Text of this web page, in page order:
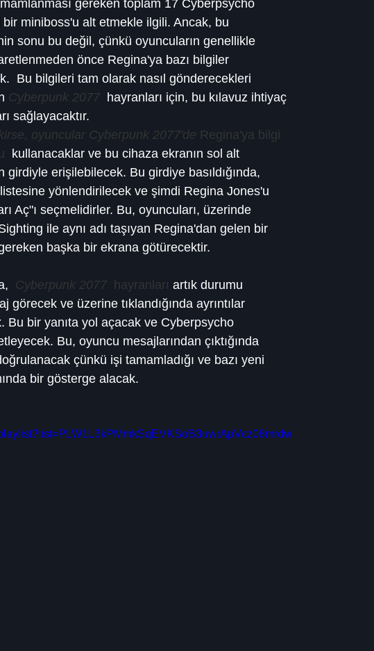
gereken toplam 17 Cyberpsycho
bir miniboss'u alt etmekle ilgili. Ancak, bu
sonu bu değil, çünkü oyuncuların genellikle
önce Regina'ya bazı bilgiler
Bu bilgileri tam olarak nasıl gönderecekleri
Cyberpunk 2077 hayranları için, bu kılavuz ihtiyaç
sağlayacaktır.
oyuncular Cyberpunk 2077'de Regina'ya bilgi
kullanacaklar ve bu cihaza ekranın sol alt
erişilebilecek. Bu girdiye basıldığında,
yönlendirilecek ve şimdi Regina Jones'u
Aç"ı seçmelidirler. Bu, oyuncuları, üzerinde
ile aynı adı taşıyan Regina'dan gelen bir
başka bir ekrana götürecektir.
Cyberpunk 2077 hayranları artık durumu
görecek ve üzerine tıklandığında ayrıntılar
Bu bir yanıta yol açacak ve Cyberpsycho
Bu, oyuncu mesajlarından çıktığında
çünkü işi tamamladığı ve bazı yeni
bir gösterge alacak.